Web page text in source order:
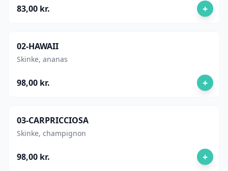
83,00 kr. +
02-HAWAII
Skinke, ananas
98,00 kr. +
03-CARPRICCIOSA
Skinke, champignon
98,00 kr. +